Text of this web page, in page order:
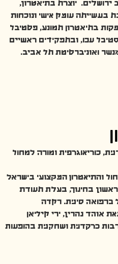
ירושלים. יוצרת בתיאטרון,
בעשייתה עומק אישי ונוכחות
בתיאטרון תמונע, פסטיבל
עכו, ובתפקידים ראשיים
ואוניברסיטת תל אביב.
כוריאוגרפית ומורה למחול
והתיאטרון המקצועי בישראל
ראשון בחינוך, בעלת תעודת
ברפואה סינית. רקדה
אוהד נהרין, ירי קיליאן
כרקדנית ושחקנית בהופעות